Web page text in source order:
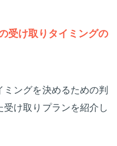
受け取りタイミングの
ングを決めるための判
受け取りプランを紹介し